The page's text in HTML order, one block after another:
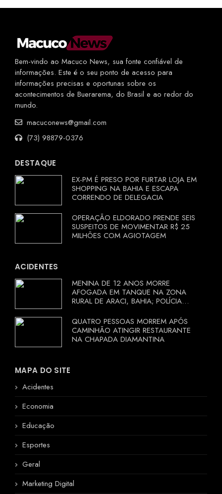
Bem-vindo ao Macuco News, sua fonte confiável de
informações. Este é o seu ponto de acesso para
informações precisas e oportunas sobre os
acontecimentos de Buerarema, do Brasil e ao redor do
mundo.
macuconews@gmail.com
(73) 98879-0376
DESTAQUE
EX-PM É PRESO POR FURTAR LOJA EM
SHOPPING NA BAHIA E ESCAPA
CORRENDO DE DELEGACIA
OPERAÇÃO ELDORADO PRENDE SEIS
SUSPEITOS DE MOVIMENTAR R$ 25
MILHÕES COM AGIOTAGEM
ACIDENTES
MENINA DE 12 ANOS MORRE
AFOGADA EM TANQUE NA ZONA
RURAL DE ARACI, BAHIA; POLÍCIA
QUATRO PESSOAS MORREM APÓS
CAMINHÃO ATINGIR RESTAURANTE
NA CHAPADA DIAMANTINA
MAPA DO SITE
Acidentes
Economia
Educação
Esportes
Geral
Marketing Digital